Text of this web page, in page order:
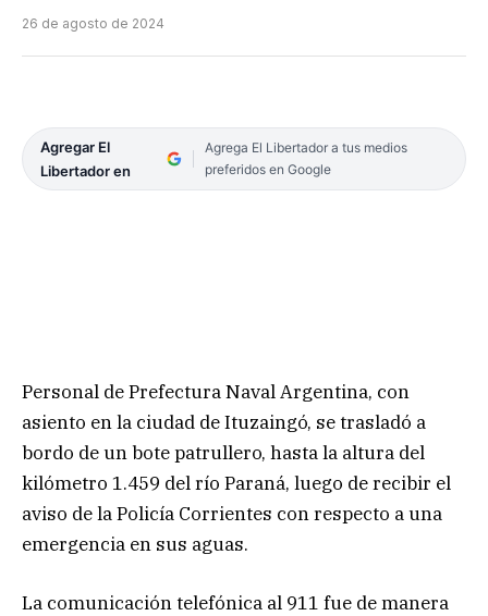
26 de agosto de 2024
Agregar El
Libertador en
Agrega El Libertador a tus medios
preferidos en Google
Personal de Prefectura Naval Argentina, con
asiento en la ciudad de Ituzaingó, se trasladó a
bordo de un bote patrullero, hasta la altura del
kilómetro 1.459 del río Paraná, luego de recibir el
aviso de la Policía Corrientes con respecto a una
emergencia en sus aguas.
La comunicación telefónica al 911 fue de manera